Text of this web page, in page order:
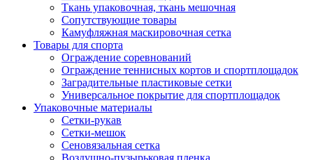
Ткань упаковочная, ткань мешочная
Сопутствующие товары
Камуфляжная маскировочная сетка
Товары для спорта
Ограждение соревнований
Ограждение теннисных кортов и спортплощадок
Заградительные пластиковые сетки
Универсальное покрытие для спортплощадок
Упаковочные материалы
Сетки-рукав
Сетки-мешок
Сеновязальная сетка
Воздушно-пузырьковая пленка